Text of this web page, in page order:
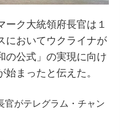
購読
フォトバンク
ーク大統領府長官は１
においてウクライナが
の公式」の実現に向け
まったと伝えた。
官がテレグラム・チャン